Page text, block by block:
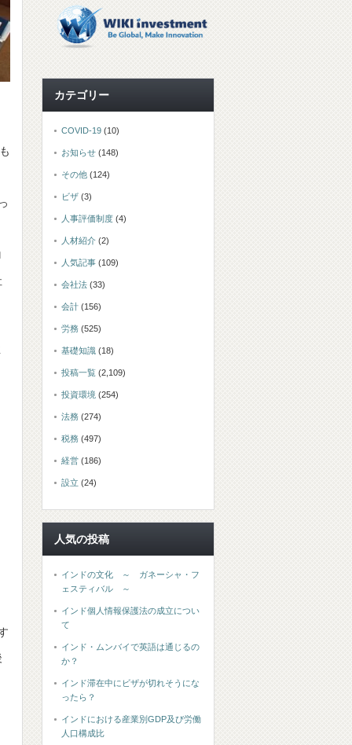
カテゴリー
COVID-19 (10)
お知らせ (148)
その他 (124)
ビザ (3)
人事評価制度 (4)
人材紹介 (2)
人気記事 (109)
会社法 (33)
会計 (156)
労務 (525)
基礎知識 (18)
投稿一覧 (2,109)
投資環境 (254)
法務 (274)
税務 (497)
経営 (186)
設立 (24)
人気の投稿
インドの文化 ～ ガネーシャ・フ
ェスティバル ～
インド個人情報保護法の成立につい
て
インド・ムンバイで英語は通じるの
か？
インド滞在中にビザが切れそうにな
ったら？
インドにおける産業別GDP及び労働
人口構成比